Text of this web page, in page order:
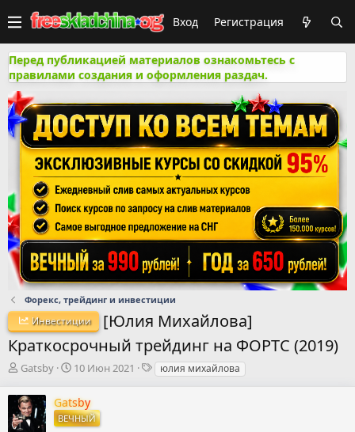
Вход Регистрация
Перед публикацией материалов ознакомьтесь с
правилами создания и оформления раздач.
Форекс, трейдинг и инвестиции
Инвестиции
[Юлия Михайлова]
Краткосрочный трейдинг на ФОРТС (2019)
А
т
о
р
Gatsby
Д
т
а
н
10 Июн 2021
Тюлия михайлова
Gatsby
ВЕЧНЫЙ